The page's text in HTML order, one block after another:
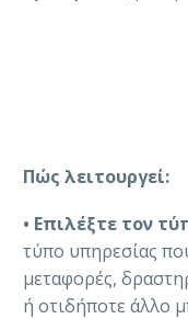
Πώς λειτουργεί:
• Επιλέξτε τον
τύπο υπηρεσίας
μεταφορές,
ή οτιδήποτε άλλο